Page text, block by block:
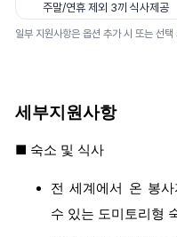
주말/연휴 제외 3끼 식사제공
일부 지원사항은 옵션 추가 시 또는 선택
세부지원사항
■ 숙소 및 식사
전 세계에서 온 봉
수 있는 도미토리형